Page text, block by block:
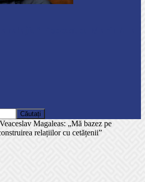
Veaceslav Magaleas: „Mă bazez pe
relațiilor cu cetățenii”